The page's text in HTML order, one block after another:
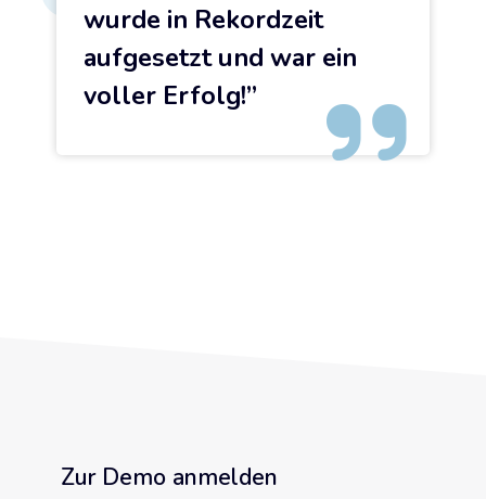
wurde in Rekordzeit
aufgesetzt und war ein
voller Erfolg!
Zur Demo anmelden